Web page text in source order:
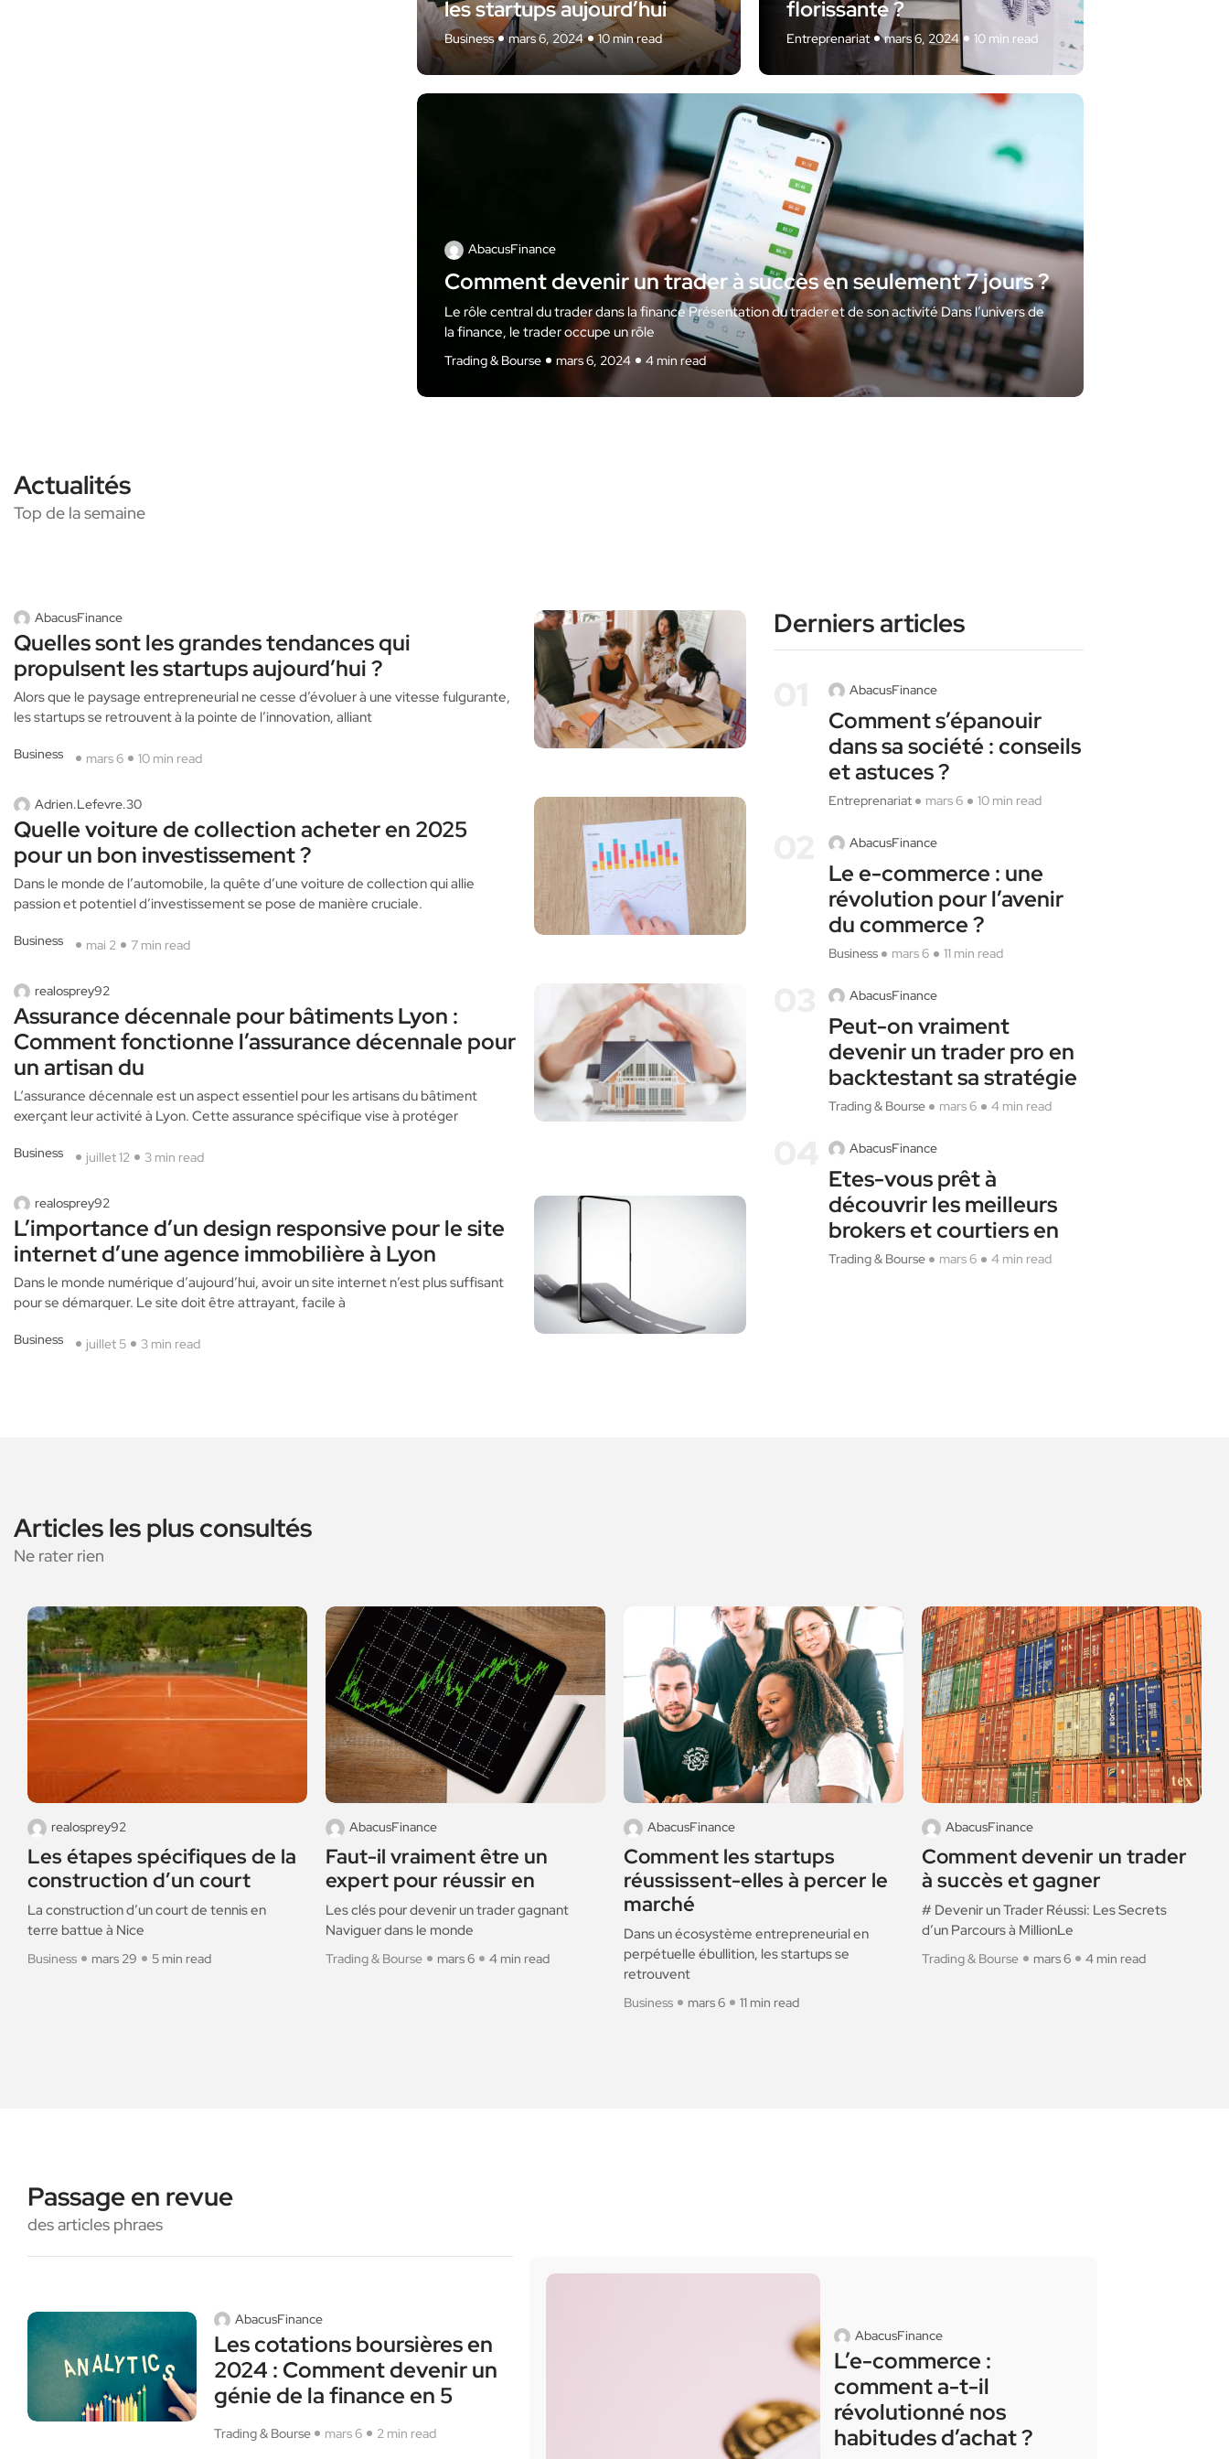
les startups aujourd’hui
Business mars 6, 2024 10 min read
florissante ?
Entreprenariat mars 6, 2024 10 min read
AbacusFinance
Comment devenir un trader à succès en seulement 7 jours ?
Le rôle central du trader dans la finance Présentation du trader et de son activité Dans l’univers de
la finance, le trader occupe un rôle
Trading & Bourse mars 6, 2024 4 min read
Actualités
Top de la semaine
AbacusFinance
Quelles sont les grandes tendances qui
propulsent les startups aujourd’hui ?
Alors que le paysage entrepreneurial ne cesse d’évoluer à une vitesse fulgurante,
les startups se retrouvent à la pointe de l’innovation, alliant
Business mars 6 10 min read
Adrien.Lefevre.30
Quelle voiture de collection acheter en 2025
pour un bon investissement ?
Dans le monde de l’automobile, la quête d’une voiture de collection qui allie
passion et potentiel d’investissement se pose de manière cruciale.
Business mai 2 7 min read
realosprey92
Assurance décennale pour bâtiments Lyon :
Comment fonctionne l’assurance décennale pour
un artisan du
L‘assurance décennale est un aspect essentiel pour les artisans du bâtiment
exerçant leur activité à Lyon. Cette assurance spécifique vise à protéger
Business juillet 12 3 min read
realosprey92
L’importance d’un design responsive pour le site
internet d’une agence immobilière à Lyon
Dans le monde numérique d’aujourd’hui, avoir un site internet n’est plus suffisant
pour se démarquer. Le site doit être attrayant, facile à
Business juillet 5 3 min read
Derniers articles
AbacusFinance
Comment s’épanouir
dans sa société : conseils
et astuces ?
Entreprenariat mars 6 10 min read
AbacusFinance
Le e-commerce : une
révolution pour l’avenir
du commerce ?
Business mars 6 11 min read
AbacusFinance
Peut-on vraiment
devenir un trader pro en
backtestant sa stratégie
Trading & Bourse mars 6 4 min read
AbacusFinance
Etes-vous prêt à
découvrir les meilleurs
brokers et courtiers en
Trading & Bourse mars 6 4 min read
Articles les plus consultés
Ne rater rien
realosprey92
Les étapes spécifiques de la
construction d’un court
La construction d’un court de tennis en
terre battue à Nice
Business mars 29 5 min read
AbacusFinance
Faut-il vraiment être un
expert pour réussir en
Les clés pour devenir un trader gagnant
Naviguer dans le monde
Trading & Bourse mars 6 4 min read
AbacusFinance
Comment les startups
réussissent-elles à percer le
marché
Dans un écosystème entrepreneurial en
perpétuelle ébullition, les startups se
retrouvent
Business mars 6 11 min read
AbacusFinance
Comment devenir un trader
à succès et gagner
# Devenir un Trader Réussi: Les Secrets
d’un Parcours à MillionLe
Trading & Bourse mars 6 4 min read
Passage en revue
des articles phraes
AbacusFinance
Les cotations boursières en
2024 : Comment devenir un
génie de la finance en 5
Trading & Bourse mars 6 2 min read
AbacusFinance
L’e-commerce :
comment a-t-il
révolutionné nos
habitudes d’achat ?